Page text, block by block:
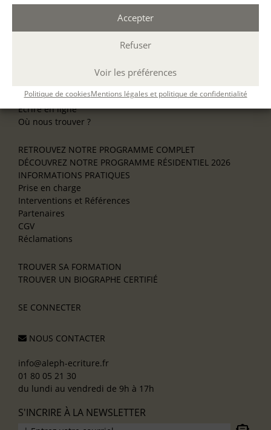
Accepter
Refuser
Voir les préférences
Politique de cookiesMentions légales et politique de confidentialité
OFFRIR UN ATELIER
Nos ateliers à Lyon
Écrire en résidence
Écrire en ligne
Où nous trouver ?
RETROUVEZ NOTRE PROGRAMME COMPLET
DÉCOUVREZ NOTRE PROGRAMME RÉSIDENTIEL 2026
INFORMATIONS PRATIQUES
Prise en charge
Interventions et Références
Partenaires
CGV
Réclamations
TROUVER SA FORMATION
TROUVER UN BIOGRAPHE CERTIFIÉ
SE CONNECTER
NOUS CONTACTER
info@aleph-ecriture.fr
01 80 05 21 30
du lundi au vendredi de 9h à 17h
S'INCRIRE À LA NEWSLETTER